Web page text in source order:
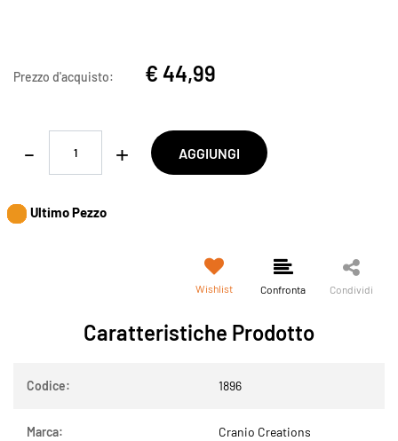
Prezzo d'acquisto: € 44,99
Quantità
AGGIUNGI
Ultimo Pezzo
Wishlist Confronta Condividi
Caratteristiche Prodotto
Codice: 1896
Marca: Cranio Creations